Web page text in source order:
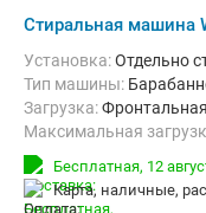
Стиральная машина
Установка:Отдельно
Тип машины:
загрузка:Фронтальная
Максимальная
Количество программ:
Дополнительные
Безопасность:
Защита
Бесплатная, 12
карта, наличные,